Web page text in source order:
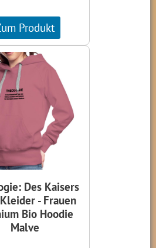
Produkt
Des Kaisers
- Frauen
Bio Hoodie
Malve